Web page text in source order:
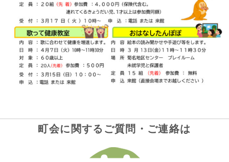
町会に関するご質問・ご連絡は